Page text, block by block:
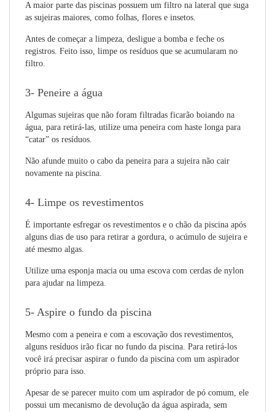
A maior parte das piscinas possuem um filtro na lateral que suga
as sujeiras maiores, como folhas, flores e insetos.
Antes de começar a limpeza, desligue a bomba e feche os
registros. Feito isso, limpe os resíduos que se acumularam no
filtro.
3- Peneire a água
Algumas sujeiras que não foram filtradas ficarão boiando na
água, para retirá-las, utilize uma peneira com haste longa para
“catar” os resíduos.
Não afunde muito o cabo da peneira para a sujeira não cair
novamente na piscina.
4- Limpe os revestimentos
É importante esfregar os revestimentos e o chão da piscina após
alguns dias de uso para retirar a gordura, o acúmulo de sujeira e
até mesmo algas.
Utilize uma esponja macia ou uma escova com cerdas de nylon
para ajudar na limpeza.
5- Aspire o fundo da piscina
Mesmo com a peneira e com a escovação dos revestimentos,
alguns resíduos irão ficar no fundo da piscina. Para retirá-los
você irá precisar aspirar o fundo da piscina com um aspirador
próprio para isso.
Apesar de se parecer muito com um aspirador de pó comum, ele
possui um mecanismo de devolução da água aspirada, sem